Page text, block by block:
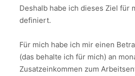
Deshalb habe ich dieses Ziel für
definiert.
Für mich habe ich mir einen
(das behalte ich für mich) an
Zusatzeinkommen zum